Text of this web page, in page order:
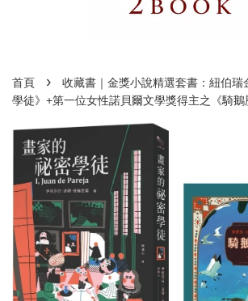
首頁 ›
收藏書｜金獎小說精選套書：紐伯瑞
學徒》+第一位女性諾貝爾文學獎得主之《騎鵝